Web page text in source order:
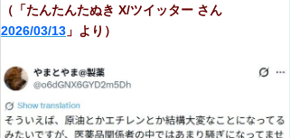
（「たんたんたぬき X/ツイッター さん
2026/03/13 」より）